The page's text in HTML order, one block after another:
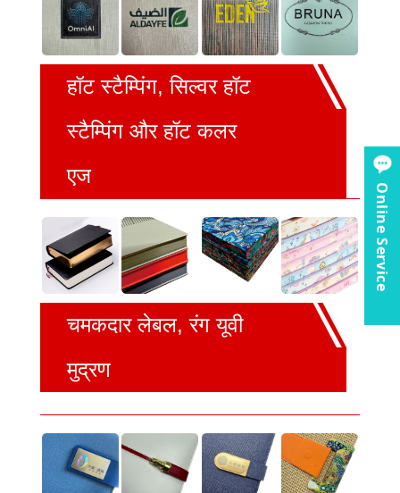
हॉट स्टैम्पिंग, सिल्वर हॉट
स्टैम्पिंग और हॉट कलर
एज
चमकदार लेबल, रंग यूवी
मुद्रण
Online Service